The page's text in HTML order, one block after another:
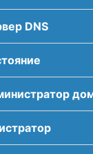
DNS